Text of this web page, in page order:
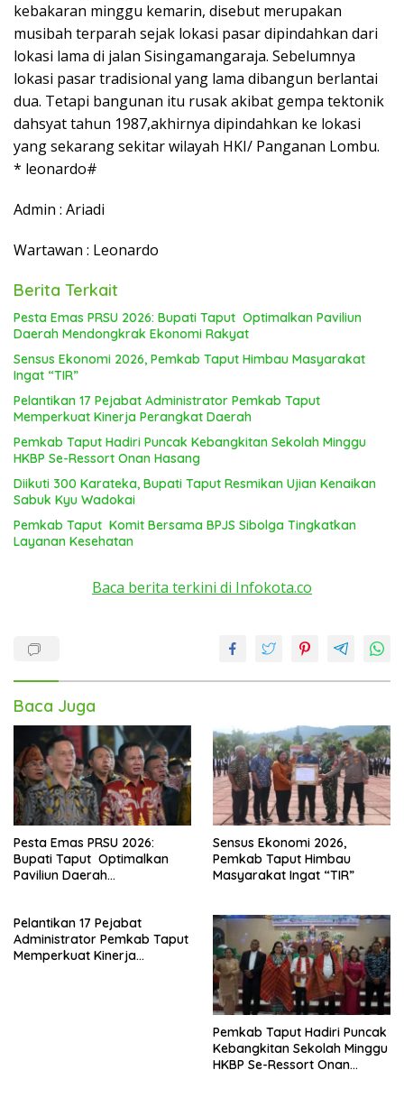
kebakaran minggu kemarin, disebut merupakan
musibah terparah sejak lokasi pasar dipindahkan dari
lokasi lama di jalan Sisingamangaraja. Sebelumnya
lokasi pasar tradisional yang lama dibangun berlantai
dua. Tetapi bangunan itu rusak akibat gempa tektonik
dahsyat tahun 1987,akhirnya dipindahkan ke lokasi
yang sekarang sekitar wilayah HKI/ Panganan Lombu.
* leonardo#
Admin : Ariadi
Wartawan : Leonardo
Berita Terkait
Pesta Emas PRSU 2026: Bupati Taput Optimalkan Paviliun
Daerah Mendongkrak Ekonomi Rakyat
Sensus Ekonomi 2026, Pemkab Taput Himbau Masyarakat
Ingat “TIR”
Pelantikan 17 Pejabat Administrator Pemkab Taput
Memperkuat Kinerja Perangkat Daerah
Pemkab Taput Hadiri Puncak Kebangkitan Sekolah Minggu
HKBP Se-Ressort Onan Hasang
Diikuti 300 Karateka, Bupati Taput Resmikan Ujian Kenaikan
Sabuk Kyu Wadokai
Pemkab Taput Komit Bersama BPJS Sibolga Tingkatkan
Layanan Kesehatan
Baca berita terkini di Infokota.co
Baca Juga
Pesta Emas PRSU 2026:
Bupati Taput Optimalkan
Paviliun Daerah
Sensus Ekonomi 2026,
Pemkab Taput Himbau
Masyarakat Ingat “TIR”
Pelantikan 17 Pejabat
Administrator Pemkab Taput
Memperkuat Kinerja
Pemkab Taput Hadiri Puncak
Kebangkitan Sekolah Minggu
HKBP Se-Ressort Onan